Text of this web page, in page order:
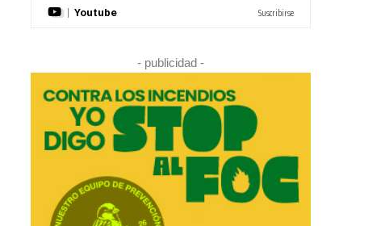
Youtube Suscribirse
- publicidad -